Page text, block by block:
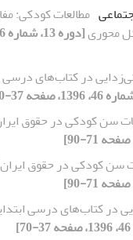
مطالعات کودکی:
محوری
در کتاب‌های درسی
سن کودکی در حقوق
سن کودکی در حقوق ایران
در کتاب‌های درسی